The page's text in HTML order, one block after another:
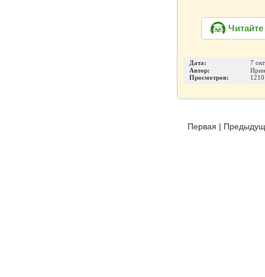
Дата:
7
Автор:
Просмотров:
1210
Первая |